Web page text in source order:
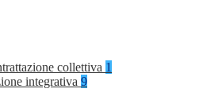
collettiva 1
integrativa 9